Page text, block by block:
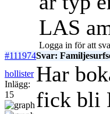
LAS
Logga in för att
#111974Svar:
hollister
Inlägg:
15
Har
fick bli